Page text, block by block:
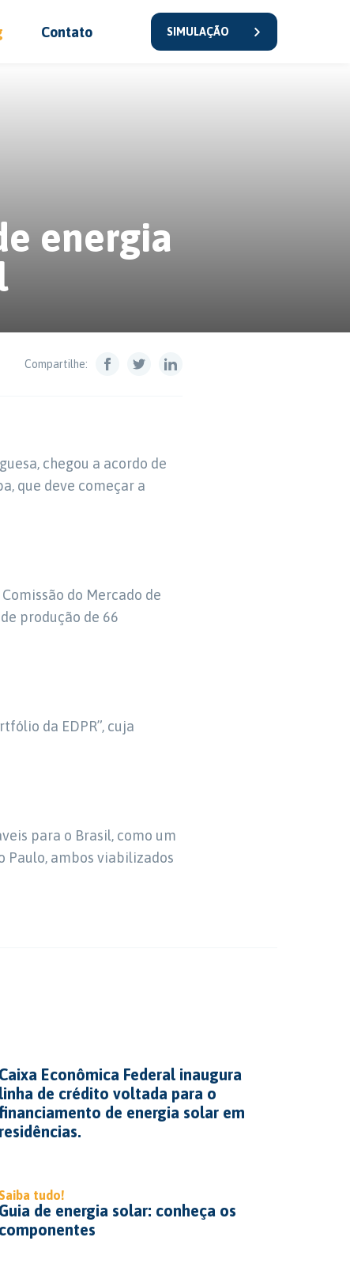
Contato SIMULAÇÃO
energia
Compartilhe:
chegou a acordo de
que deve começar a
do Mercado de
produção de 66
da EDPR”, cuja
para o Brasil, como um
Paulo, ambos viabilizados
Caixa Econômica Federal inaugura
linha de crédito voltada para o
financiamento de energia solar em
tudo!
Guia de energia solar: conheça os
componentes